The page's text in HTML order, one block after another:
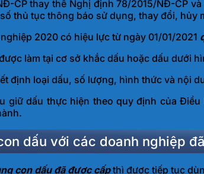
CP thay thế Nghị định 78/2015/NĐ-CP
thủ tục thông báo sử dụng, thay đổi, hủy
2020 có hiệu lực từ ngày 01/01/2021
làm tại cơ sở khắc dấu hoặc dấu dưới
định loại dấu, số lượng, hình thức và nội
giữ dấu thực hiện theo quy định của
dấu với các doanh nghiệp
con dấu đã được cấpthì được tiếp tục